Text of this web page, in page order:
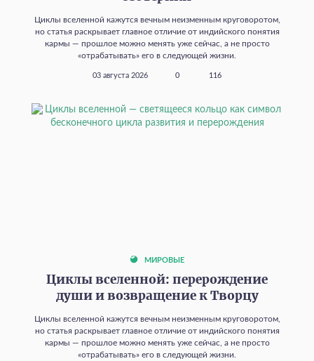
Циклы вселенной кажутся вечным неизменным круговоротом,
но статья раскрывает главное отличие от индийского понятия
кармы — прошлое можно менять уже сейчас, а не просто
«отрабатывать» его в следующей жизни.
03 августа 2026 0 116
МИРОВЫЕ
Циклы вселенной: перерождение
души и возвращение к Творцу
Циклы вселенной кажутся вечным неизменным круговоротом,
но статья раскрывает главное отличие от индийского понятия
кармы — прошлое можно менять уже сейчас, а не просто
«отрабатывать» его в следующей жизни.